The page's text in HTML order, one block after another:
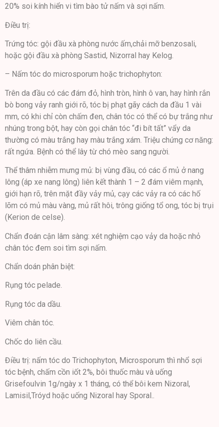
20% soi kính hiển vi tìm bào tử nấm và sợi nấm.
Điều trị:
Trứng tóc: gội đầu xà phòng nước ấm,chải mỡ benzosali,
hoặc gội đầu xà phòng Sastid, Nizorral hay Kelog.
– Nấm tóc do microsporum hoặc trichophyton:
Trên da đầu có các đám đỏ, hình tròn, hình ô van, hay hình rắn
bò bong vảy ranh giới rõ, tóc bị phạt gãy cách da đầu 1 vài
mm, có khi chỉ còn chấm đen, chân tóc có thể có bự trắng như
nhúng trong bột, hay còn gọi chân tóc “đi bít tất” vẩy da
thường có màu trắng hay màu trắng xám. Triệu chứng cơ năng:
rất ngứa. Bệnh có thể lây từ chó mèo sang người.
Thể thâm nhiễm mưng mủ: bị vùng đầu, có các ổ mủ ở nang
lông (áp xe nang lông) liên kết thành 1 – 2 đám viêm mạnh,
giới hạn rõ, trên mặt đầy vảy mủ, cạy các vảy ra có các hố
lõm có mủ màu vàng, mủ rất hôi, trông giống tổ ong, tóc bị trụi
(Kerion de celse).
Chẩn đoán cận lâm sàng: xét nghiệm cạo vảy da hoặc nhỏ
chân tóc đem soi tìm sợi nấm.
Chẩn doán phân biệt:
Rụng tóc pelade.
Rụng tóc da dầu.
Viêm chân tóc.
Chốc do liên cầu.
Điều trị: nấm tóc do Trichophyton, Microsporum thì nhổ sợi
tóc bệnh, chấm cồn iốt 2%, bôi thuốc màu và uống
Grisefoulvin 1g/ngày x 1 tháng, có thể bôi kem Nizoral,
Lamisil,Tróyd hoặc uống Nizoral hay Sporal..